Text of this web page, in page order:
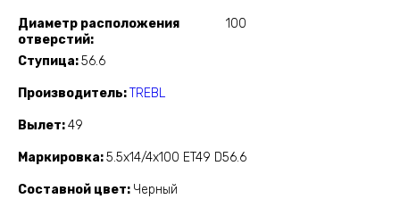
Диаметр расположения
отверстий
100
Ступица 56.6
Производитель TREBL
Вылет 49
Маркировка 5.5x14/4x100 ET49 D56.6
Составной цвет Черный